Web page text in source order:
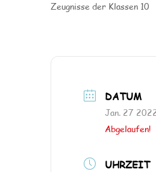
Zeugnisse der Klassen 10
DATUM
Jan. 27
Abgelaufen!
UHRZEIT